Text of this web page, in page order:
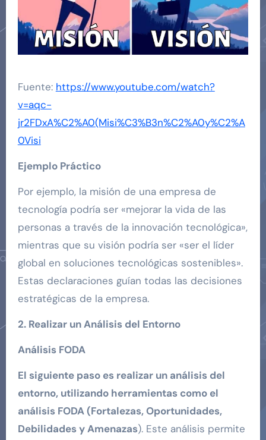
Fuente: https://www.youtube.com/watch?
v=aqc-
jr2FDxA%C2%A0(Misi%C3%B3n%C2%A0y%C2%A
0Visi
Ejemplo Práctico
Por ejemplo, la misión de una empresa de
tecnología podría ser «mejorar la vida de las
personas a través de la innovación tecnológica»,
mientras que su visión podría ser «ser el líder
global en soluciones tecnológicas sostenibles».
Estas declaraciones guían todas las decisiones
estratégicas de la empresa.
2. Realizar un Análisis del Entorno
Análisis FODA
El siguiente paso es realizar un análisis del
entorno, utilizando herramientas como el
análisis FODA (Fortalezas, Oportunidades,
Debilidades y Amenazas). Este análisis permite